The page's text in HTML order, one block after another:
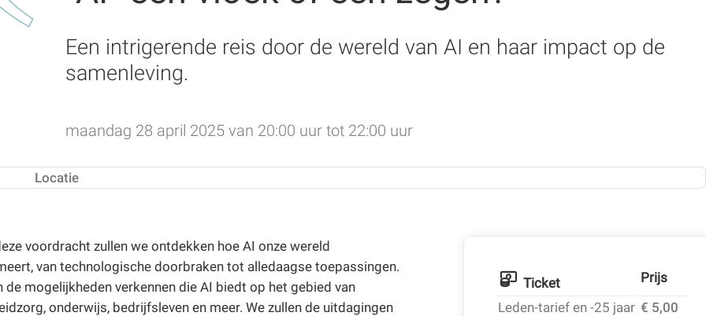
Een intrigerende reis door de wereld van AI en haar impact op de
samenleving.
maandag 28 april 2025 van 20:00 uur tot 22:00 uur
Locatie
voordracht zullen we ontdekken hoe AI onze wereld
van technologische doorbraken tot alledaagse toepassingen.
de mogelijkheden verkennen die AI biedt op het gebied van
onderwijs, bedrijfsleven en meer. We zullen de uitdagingen
Ticket
Prijs
Leden-tarief en -25 jaar € 5,00